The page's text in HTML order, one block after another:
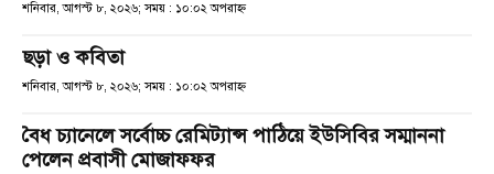
শনিবার, আগস্ট ৮, ২০২৬; সময় : ১০:০২ অপরাহ্ণ
ছড়া ও কবিতা
শনিবার, আগস্ট ৮, ২০২৬; সময় : ১০:০২ অপরাহ্ণ
বৈধ চ্যানেলে সর্বোচ্চ রেমিট্যান্স পাঠিয়ে ইউসিবির সম্মাননা
পেলেন প্রবাসী মোজাফফর